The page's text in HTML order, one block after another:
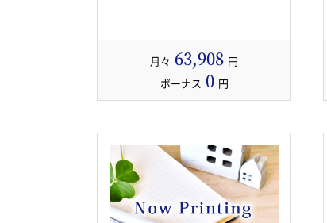
月々 63,908 円
ボーナス 0 円